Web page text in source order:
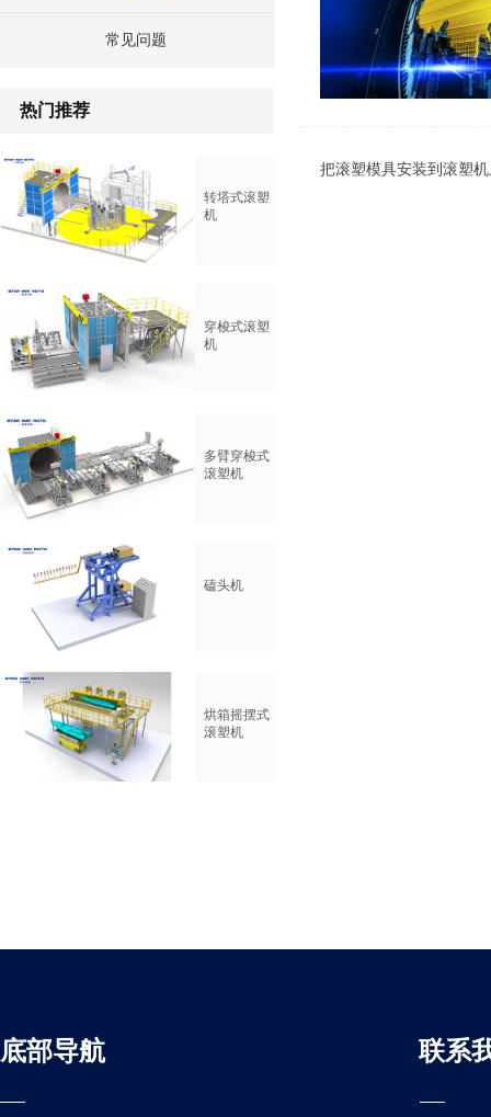
把滚塑模具安装到滚塑
常见问题
热门推荐
转塔式滚塑
机
穿梭式滚塑
机
多臂穿梭式
滚塑机
磕头机
烘箱摇摆式
滚塑机
底部导航 联系